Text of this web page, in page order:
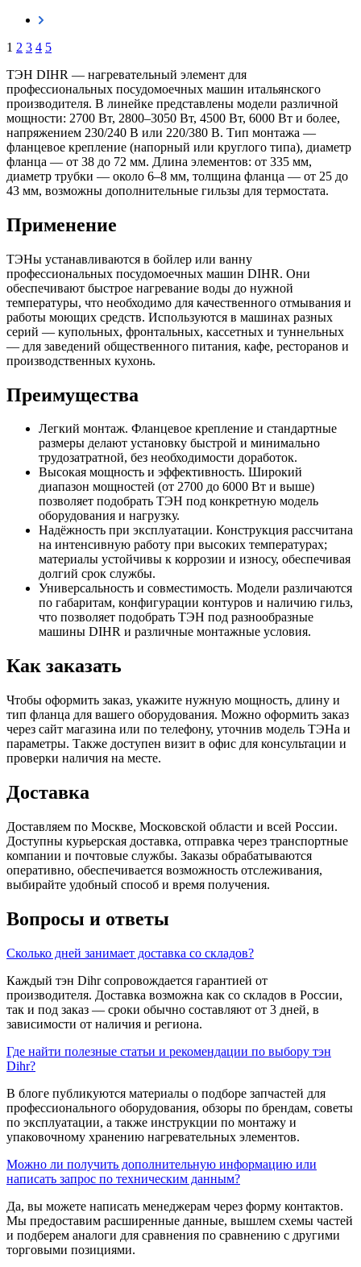
1 2 3 4 5
ТЭН DIHR — нагревательный элемент для
профессиональных посудомоечных машин итальянского
производителя. В линейке представлены модели различной
мощности: 2700 Вт, 2800–3050 Вт, 4500 Вт, 6000 Вт и более,
напряжением 230/240 В или 220/380 В. Тип монтажа —
фланцевое крепление (напорный или круглого типа), диаметр
фланца — от 38 до 72 мм. Длина элементов: от 335 мм,
диаметр трубки — около 6–8 мм, толщина фланца — от 25 до
43 мм, возможны дополнительные гильзы для термостата.
Применение
ТЭНы устанавливаются в бойлер или ванну
профессиональных посудомоечных машин DIHR. Они
обеспечивают быстрое нагревание воды до нужной
температуры, что необходимо для качественного отмывания и
работы моющих средств. Используются в машинах разных
серий — купольных, фронтальных, кассетных и туннельных
— для заведений общественного питания, кафе, ресторанов и
производственных кухонь.
Преимущества
Легкий монтаж. Фланцевое крепление и стандартные
размеры делают установку быстрой и минимально
трудозатратной, без необходимости доработок.
Высокая мощность и эффективность. Широкий
диапазон мощностей (от 2700 до 6000 Вт и выше)
позволяет подобрать ТЭН под конкретную модель
оборудования и нагрузку.
Надёжность при эксплуатации. Конструкция рассчитана
на интенсивную работу при высоких температурах;
материалы устойчивы к коррозии и износу, обеспечивая
долгий срок службы.
Универсальность и совместимость. Модели различаются
по габаритам, конфигурации контуров и наличию гильз,
что позволяет подобрать ТЭН под разнообразные
машины DIHR и различные монтажные условия.
Как заказать
Чтобы оформить заказ, укажите нужную мощность, длину и
тип фланца для вашего оборудования. Можно оформить заказ
через сайт магазина или по телефону, уточнив модель ТЭНа и
параметры. Также доступен визит в офис для консультации и
проверки наличия на месте.
Доставка
Доставляем по Москве, Московской области и всей России.
Доступны курьерская доставка, отправка через транспортные
компании и почтовые службы. Заказы обрабатываются
оперативно, обеспечивается возможность отслеживания,
выбирайте удобный способ и время получения.
Вопросы и ответы
Сколько дней занимает доставка со складов?
Каждый тэн Dihr сопровождается гарантией от
производителя. Доставка возможна как со складов в России,
так и под заказ — сроки обычно составляют от 3 дней, в
зависимости от наличия и региона.
Где найти полезные статьи и рекомендации по выбору тэн
Dihr?
В блоге публикуются материалы о подборе запчастей для
профессионального оборудования, обзоры по брендам, советы
по эксплуатации, а также инструкции по монтажу и
упаковочному хранению нагревательных элементов.
Можно ли получить дополнительную информацию или
написать запрос по техническим данным?
Да, вы можете написать менеджерам через форму контактов.
Мы предоставим расширенные данные, вышлем схемы частей
и подберем аналоги для сравнения по сравнению с другими
торговыми позициями.